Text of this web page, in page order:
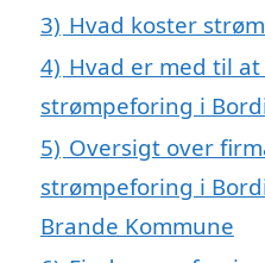
3) Hvad koster
4) Hvad er med til
strømpeforing i
5) Oversigt over
strømpeforing i
Brande Kommune